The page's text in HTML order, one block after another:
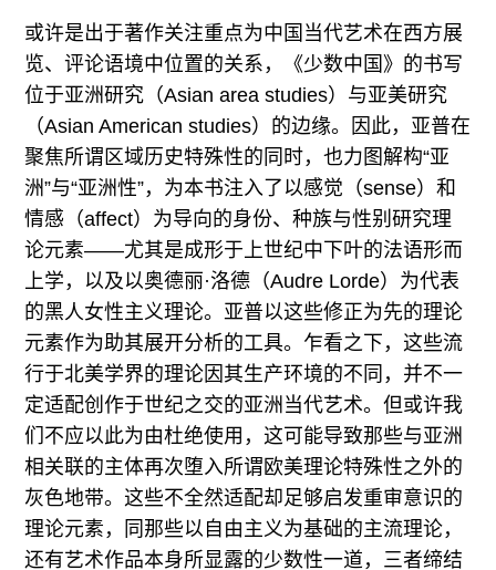
或许是出于著作关注重点为中国当代艺术在西方展
览、评论语境中位置的关系，《少数中国》的书写
位于亚洲研究（Asian area studies）与亚美研究
（Asian American studies）的边缘。因此，亚普在
聚焦所谓区域历史特殊性的同时，也力图解构“亚
洲”与“亚洲性”，为本书注入了以感觉（sense）和
情感（affect）为导向的身份、种族与性别研究理
论元素——尤其是成形于上世纪中下叶的法语形而
上学，以及以奥德丽·洛德（Audre Lorde）为代表
的黑人女性主义理论。亚普以这些修正为先的理论
元素作为助其展开分析的工具。乍看之下，这些流
行于北美学界的理论因其生产环境的不同，并不一
定适配创作于世纪之交的亚洲当代艺术。但或许我
们不应以此为由杜绝使用，这可能导致那些与亚洲
相关联的主体再次堕入所谓欧美理论特殊性之外的
灰色地带。这些不全然适配却足够启发重审意识的
理论元素，同那些以自由主义为基础的主流理论，
还有艺术作品本身所显露的少数性一道，三者缔结